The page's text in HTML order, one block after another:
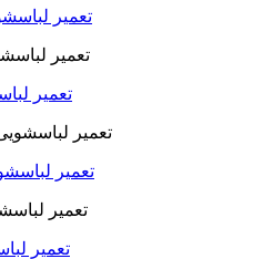
تعمیر
تعمیر
تعمیر
تعمیر